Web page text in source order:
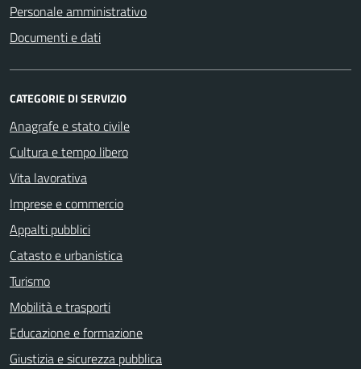
Personale amministrativo
Documenti e dati
CATEGORIE DI SERVIZIO
Anagrafe e stato civile
Cultura e tempo libero
Vita lavorativa
Imprese e commercio
Appalti pubblici
Catasto e urbanistica
Turismo
Mobilità e trasporti
Educazione e formazione
Giustizia e sicurezza pubblica